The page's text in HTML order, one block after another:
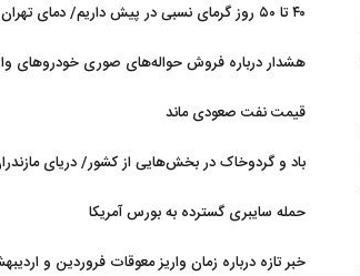
هشدار درباره فروش حواله‌های صوری خودروهای
قیمت نفت صعودی ماند
باد و گردوخاک در بخش‌هایی از کشور/ دریای
حمله سایبری گسترده به بورس آمریکا
خبر تازه درباره زمان واریز معوقات فروردین و